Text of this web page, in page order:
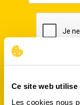
Ce site web utilise
Les cookies nous